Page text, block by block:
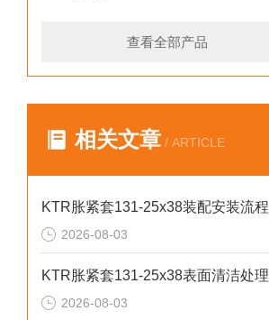
查看全部产品
相关文章 / ARTICLE
KTR胀紧套131-25x38装配安装流程
2026-08-03
KTR胀紧套131-25x38表面清洁处理
2026-08-03